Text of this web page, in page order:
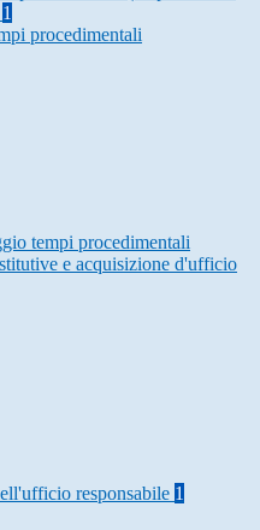
1
procedimentali
tempi procedimentali
e acquisizione d'ufficio
responsabile 1